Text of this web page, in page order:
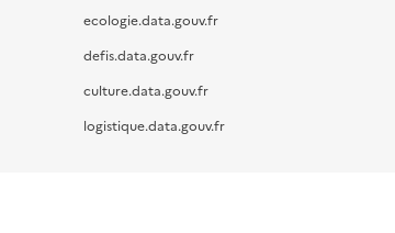
ecologie.data.gouv.fr
defis.data.gouv.fr
culture.data.gouv.fr
logistique.data.gouv.fr